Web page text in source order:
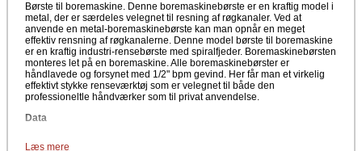
Børste til boremaskine. Denne boremaskinebørste er en kraftig model i
metal, der er særdeles velegnet til resning af røgkanaler. Ved at
anvende en metal-boremaskinebørste kan man opnår en meget
effektiv rensning af røgkanalerne. Denne model børste til boremaskine
er en kraftig industri-rensebørste med spiralfjeder. Boremaskinebørsten
monteres let på en boremaskine. Alle boremaskinebørster er
håndlavede og forsynet med 1/2" bpm gevind. Her får man et virkelig
effektivt stykke renseværktøj som er velegnet til både den
professioneltle håndværker som til privat anvendelse.
Data
Læs mere